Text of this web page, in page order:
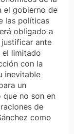
el gobierno de
las políticas
obligado a
ante
el limitado
con la
inevitable
un
que no son en
de
como